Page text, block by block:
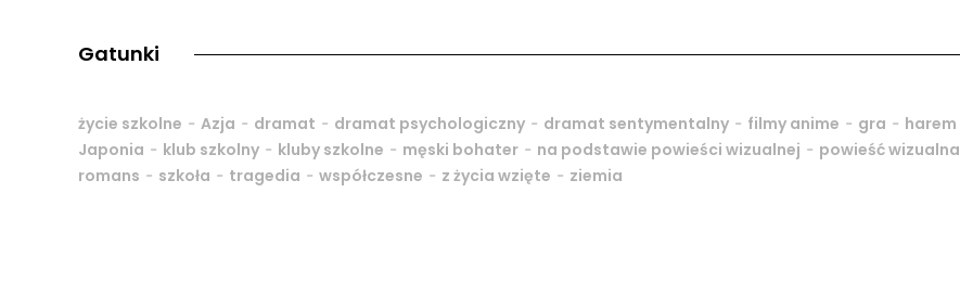
Gatunki
życie szkolne - Azja - dramat - dramat psychologiczny - dramat sentymentalny - filmy anime - gra - harem
Japonia - klub szkolny - kluby szkolne - męski bohater - na podstawie powieści wizualnej - powieść wizualna
romans - szkoła - tragedia - współczesne - z życia wzięte - ziemia